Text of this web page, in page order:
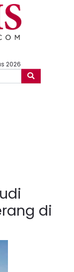
2026
di